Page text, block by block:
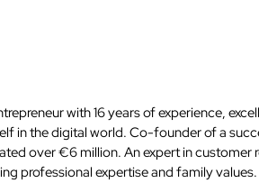
with 16 years of experience,
in the digital world. Co-founder of a
over €6 million. An expert in customer
professional expertise and family values.